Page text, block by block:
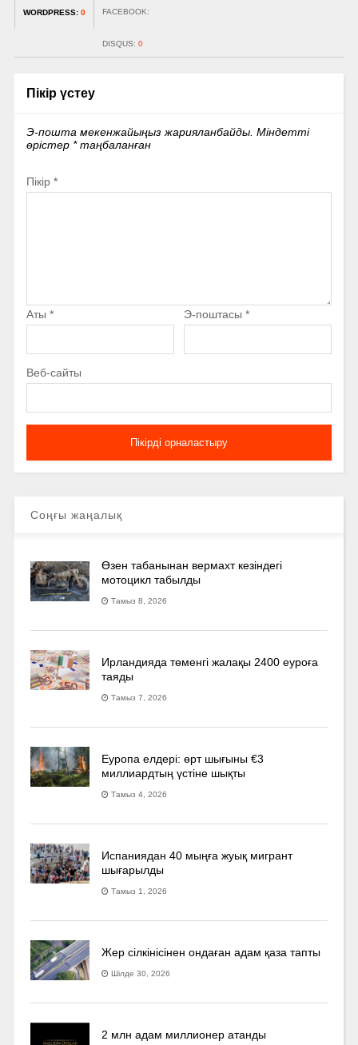
WORDPRESS: 0 FACEBOOK:
DISQUS: 0
Пікір үстеу
Э-пошта мекенжайыңыз жарияланбайды. Міндетті
өрістер *таңбаланған
Пікір *
Аты * Э-поштасы *
Веб-сайты
Соңғы жаңалық
Өзен табанынан вермахт кезіндегі
мотоцикл табылды
Тамыз 8, 2026
Ирландияда төменгі жалақы 2400 еуроға
таяды
Тамыз 7, 2026
Еуропа елдері: өрт шығыны €3
миллиардтың үстіне шықты
Тамыз 4, 2026
Испаниядан 40 мыңға жуық мигрант
шығарылды
Тамыз 1, 2026
Жер сілкінісінен ондаған адам қаза тапты
Шілде 30, 2026
2 млн адам миллионер атанды